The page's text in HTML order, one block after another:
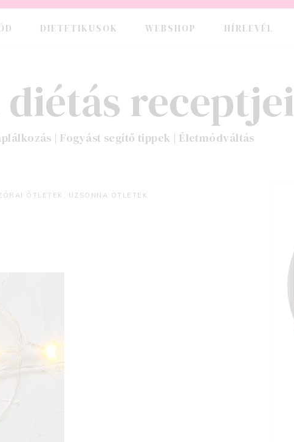
DIETETIKUSOK WEBSHOP HÍRLEVÉL
diétás receptjei
| Fogyást segítő tippek | Életmódváltás
ÖTLETEK UZSONNA ÖTLETEK